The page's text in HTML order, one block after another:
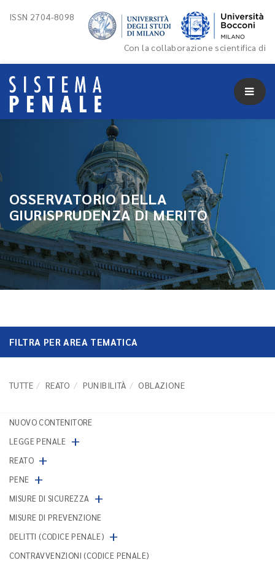
ISSN 2704-8098
Con la collaborazione scientifica di
OSSERVATORIO DELLA
GIURISPRUDENZA DI MERITO
FILTRA PER AREA TEMATICA
TUTTE REATO PUNIBILITÀ OBLAZIONE
NUOVO CONTENITORE
LEGGE PENALE +
REATO +
PENE +
MISURE DI SICUREZZA +
MISURE DI PREVENZIONE
DELITTI (CODICE PENALE) +
CONTRAVVENZIONI (CODICE PENALE)